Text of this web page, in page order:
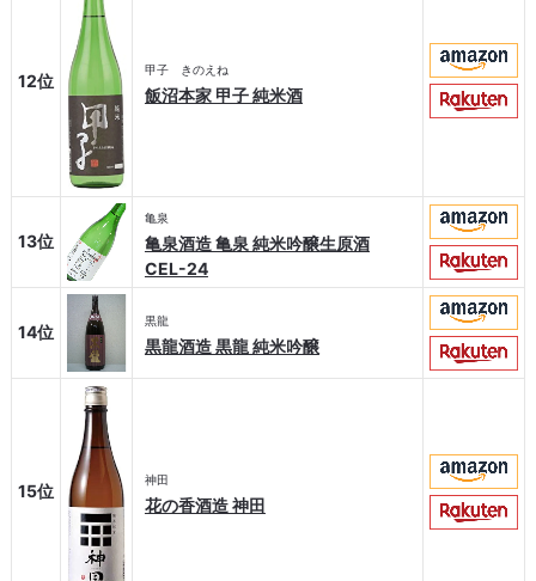
12位
甲子 きのえね
飯沼本家 甲子 純米酒
13位
亀泉
亀泉酒造 亀泉 純米吟醸生原酒
CEL-24
14位
黒龍
黒龍酒造 黒龍 純米吟醸
15位
神田
花の香酒造 神田